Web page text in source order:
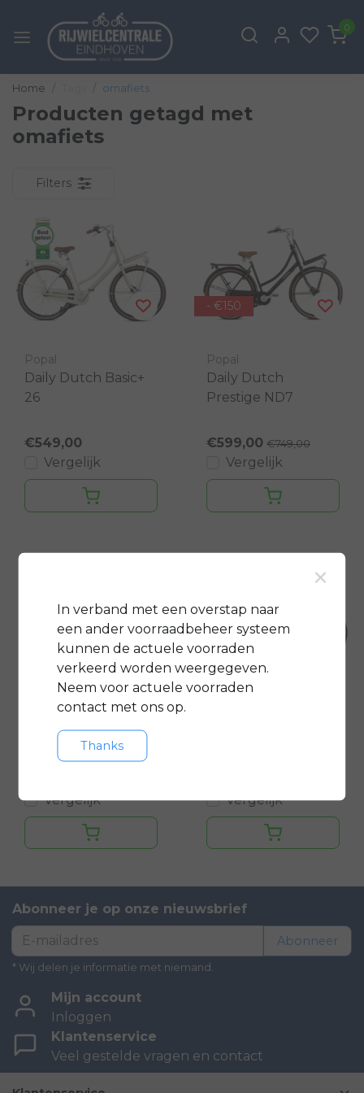
0
Home omafiets
Producten getagd met
omafiets
Filters
Popal
Daily Dutch Basic+
26
€549,00
Vergelijk
- €150
Popal
Daily Dutch
Prestige ND7
€599,00 €749,00
Vergelijk
Daily Dutch Basic+
Vergelijk
Popal
Vergelijk
Abonneer je op onze nieuwsbrief
Abonneer
* Wij delen je informatie met niemand.
Mijn account
Inloggen
Klantenservice
Veel gestelde vragen en contact
×
In verband met een overstap naar
een ander voorraadbeheer systeem
kunnen de actuele voorraden
verkeerd worden weergegeven.
Neem voor actuele voorraden
contact met ons op.
Thanks